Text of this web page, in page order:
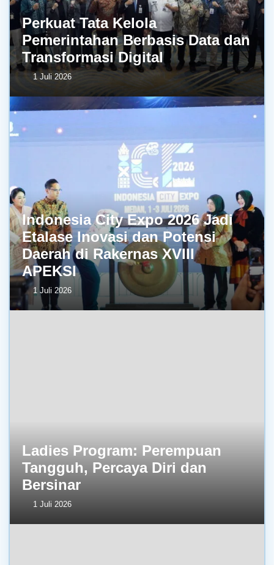
Perkuat Tata Kelola
Pemerintahan Berbasis Data dan
Transformasi Digital
1 Juli 2026
Indonesia City Expo 2026 Jadi
Etalase Inovasi dan Potensi
Daerah di Rakernas XVIII
APEKSI
1 Juli 2026
Ladies Program: Perempuan
Tangguh, Percaya Diri dan
Bersinar
1 Juli 2026